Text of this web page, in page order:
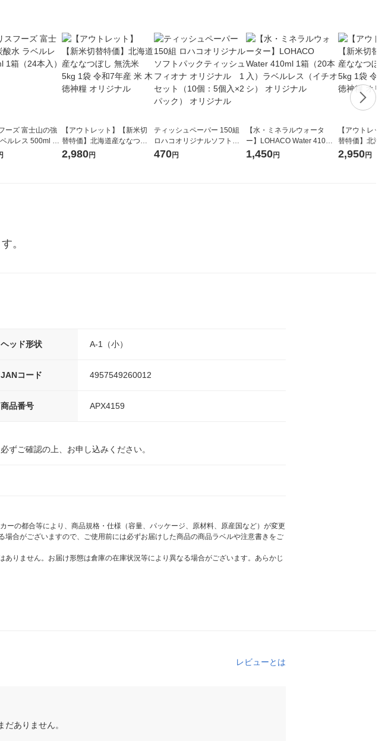
ーズ 富士山の強
ルレス 500ml 1
）
【アウトレット】【新米切
替特価】北海道産ななつぼ
し 無洗米 5kg 1袋 令和7年産
2,980円
ティッシュペーパー 150組
ロハコオリジナルソフトパ
ックティッシュ フィオナ オ
470円
【水・ミネラルウォータ
ー】LOHACO Water 410ml
1箱（20本入）ラベルレス
1,450円
【アウトレッ
替特価】北海
し 精白米 5kg
2,950円
。
ヘッド形状 A-1（小）
JANコード 4957549260012
商品番号 APX4159
ずご確認の上、お申し込みください。
の都合等により、商品規格・仕様（容量、パッケージ、原材料、原産国など）が変更
合がございますので、ご使用前には必ずお届けした商品の商品ラベルや注意書きをご
りません。お届け形態は倉庫の在庫状況等により異なる場合がございます。あらかじ
レビューとは
ありません。